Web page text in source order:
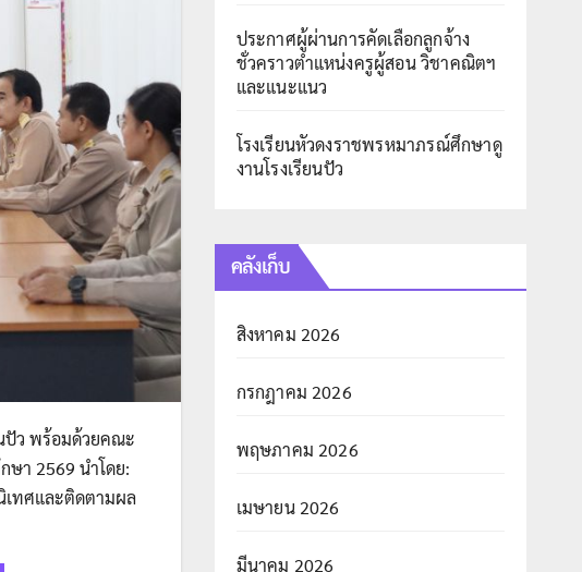
ปัว พร้อมด้วยคณะ
ษา 2569 นำโดย:
ทศและติดตามผล
ประกาศผู้ผ่านการคัดเลือกลูกจ้าง
ชั่วคราวตำแหน่งครูผู้สอน วิชาคณิตฯ
และแนะแนว
โรงเรียนหัวดงราชพรหมาภรณ์ศึกษาดู
งานโรงเรียนปัว
คลังเก็บ
สิงหาคม 2026
กรกฎาคม 2026
พฤษภาคม 2026
เมษายน 2026
มีนาคม 2026